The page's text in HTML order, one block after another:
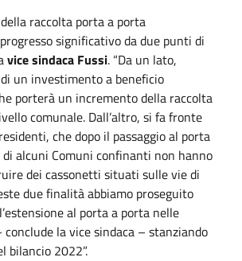
della raccolta porta a porta
significativo da due punti di
vice sindaca Fussi. “Da un lato,
un investimento a beneficio
porterà un incremento della raccolta
comunale. Dall’altro, si fa fronte
che dopo il passaggio al porta
alcuni Comuni confinanti non hanno
dei cassonetti situati sulle vie di
due finalità abbiamo proseguito
al porta a porta nelle
la vice sindaca – stanziando
bilancio 2022”.